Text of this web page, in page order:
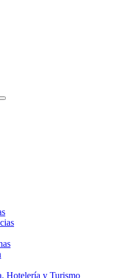
Hotelería y Turismo